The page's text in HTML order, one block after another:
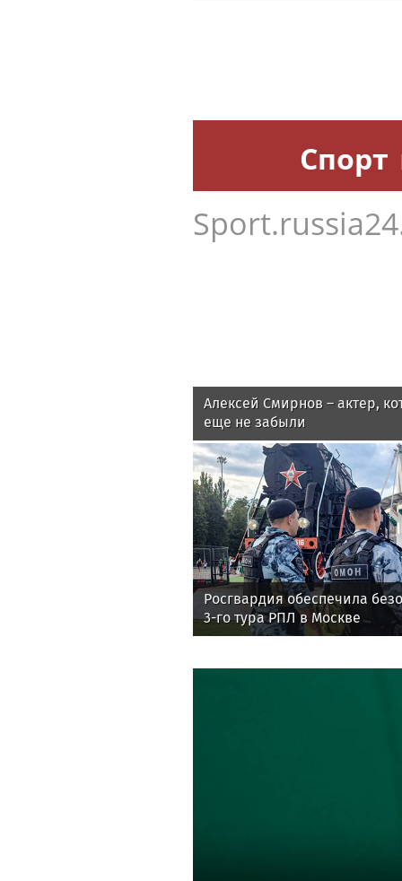
Спорт
Алексей Смирнов – актер,
еще не забыли
Росгвардия обеспечила
3-го тура РПЛ в Москве